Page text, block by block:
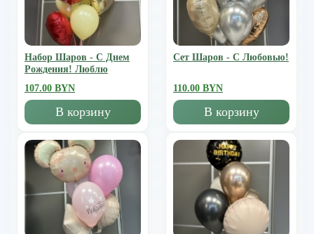
Набор Шаров - С Днем
Рождения! Люблю
107.00 BYN
В корзину
Сет Шаров - С Любовью!
110.00 BYN
В корзину